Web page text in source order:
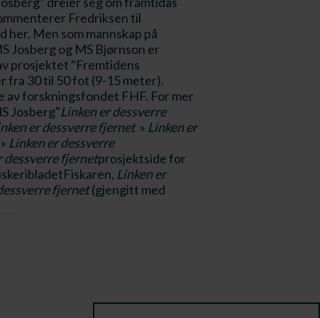
Fredriksen til
Men som mannskap på
Josberg og MS Bjørnson er
prosjektet "Fremtidens
fra 30 til 50 fot (9-15 meter).
av forskningsfondet FHF. For mer
Josberg"Linken er dessverre
er dessverre fjernet» Linken er
Linken er dessverre
dessverre fjernetprosjektside for
Linken er
fjernet(gjengitt med